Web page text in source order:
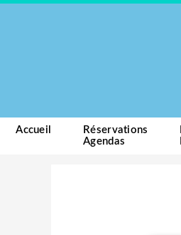
Accueil
Réservations
Agendas